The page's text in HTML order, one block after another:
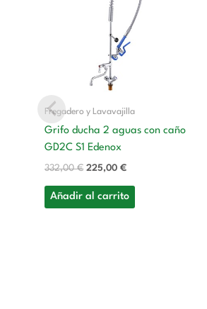
Fregadero y Lavavajilla
Grifo ducha 2 aguas con caño
GD2C S1 Edenox
332,00€
332,00 €.
225,00€
es:
225,00 €.
Añadir al carrito